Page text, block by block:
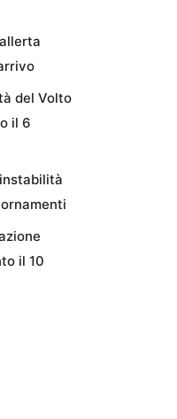
del Volto
il 6
il 10